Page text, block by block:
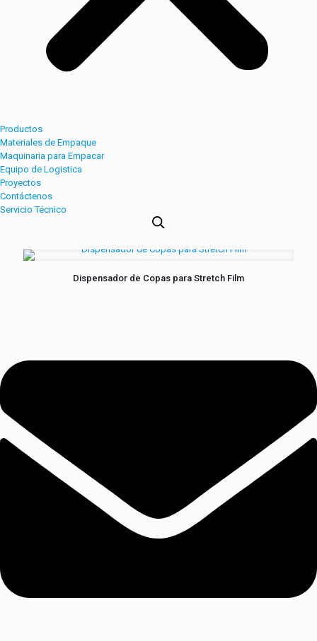
Productos
Materiales de Empaque
Maquinaria para Empacar
Equipo de Logistica
Proyectos
Contáctenos
Servicio Técnico
Dispensador de Copas para Stretch Film